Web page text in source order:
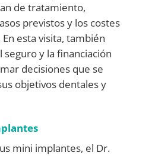
de tratamiento,
previstos y los costes
esta visita, también
seguro y la financiación
decisiones que se
objetivos dentales y
mini implantes, el Dr.